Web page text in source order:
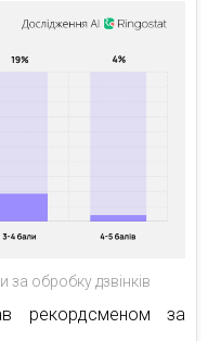
обробку дзвінків
рекордсменом за